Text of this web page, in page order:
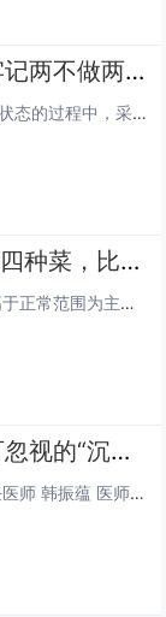
医生提醒：高血压的朋友，晚上牢记两不做两不吃！
对于高血压患者来说，在如何将血压控制在理想状态的过程中，采取正确的生活方式显得尤为重要。那么，面对晚上血压可能异常波动的情况，又该如何通过调整改善生活习惯来更好地控制血压，确保健康呢？一、晚上牢记两不做，助力血压稳稳的！生活中，我们时常会听...
高血压的“特效药”找到了，多吃这四种菜，比吃药管用！
高血压病是指病因尚未明确,以体循环动脉血压高于正常范围为主要临床表现的一种独立疾病。高血压已经成为现代人的健康杀手，它每天悄无声息地侵蚀人们的健康。在我国，超过2亿人已患上了高血压，而且有越来越多的中青年人被它盯上。说到底，高血压仍是一种“...
【医学小常识】探秘高血压：不可忽视的“沉默杀手”
本期专家：北京中医药大学东方医院名医堂 主任医师 韩振蕴 医师简介：中西医结合诊治神经系统各类疾病，如失眠、头痛、眩晕、焦虑、抑郁、更年期综合征等常见病，及中风、痴呆、帕金森、运动神经元病等慢性疑难性病症。高血压是全球非传染性疾病流行的主...